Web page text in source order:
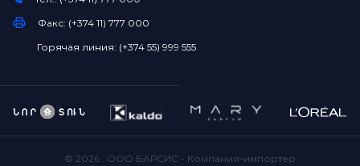
Факс: (+374 11) 777 000
Горячая линия: (+374 55) 999 555
© 2026 . ООО БАРСИС - Компания-импортер